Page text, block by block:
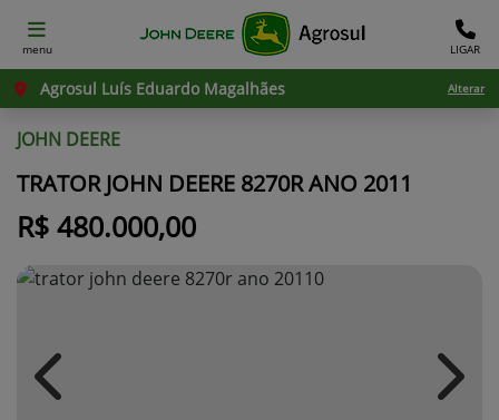
menu LIGAR
Agrosul Luís Eduardo Magalhães Alterar
JOHN DEERE
TRATOR JOHN DEERE 8270R ANO 2011
R$ 480.000,00
Previous Next